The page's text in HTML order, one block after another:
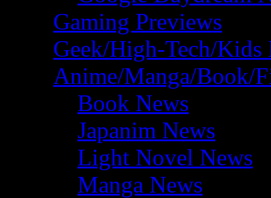
Gaming Previews
Geek/High-Tech/Kids
Anime/Manga/Book/
Book News
Japanim News
Light Novel News
Manga News